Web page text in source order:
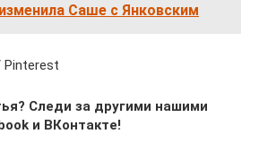
Саше с Янковским
Pinterest
Следи за другими нашими
и ВКонтакте!